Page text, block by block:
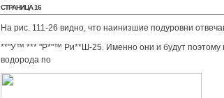
СТРАНИЦА 16
На рис. 111-26 видно, что наинизшие подуровни
**"У™ *** "Р*"™ Ри**Ш-25. Именно они и будут поэтому
водорода по